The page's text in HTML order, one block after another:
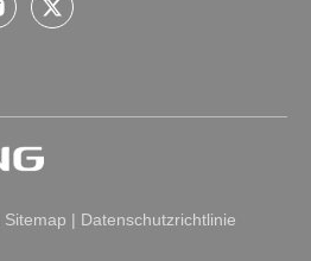
Sitemap | Datenschutzrichtlinie